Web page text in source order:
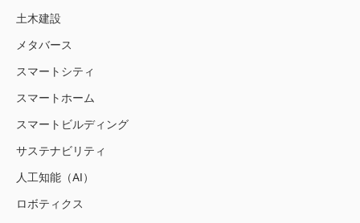
土木建設
メタバース
スマートシティ
スマートホーム
スマートビルディング
サステナビリティ
人工知能（AI）
ロボティクス